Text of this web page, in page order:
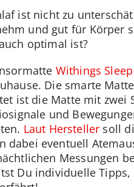
ist nicht zu
und gut für Körper
optimal ist?
Withings
Die smarte
ist die Matte mit
und
Laut Hersteller soll
dabei eventuell
Messungen
Du individuelle